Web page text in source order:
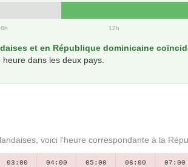
6h 12h
et en République dominicaine
dans les deux pays.
voici l'heure correspondante à la
03:00 04:00 05:00 06:00 07:00